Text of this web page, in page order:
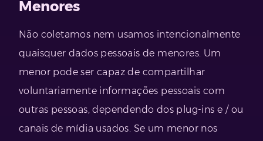
Menores
Não coletamos nem usamos intencionalmente
quaisquer dados pessoais de menores. Um
menor pode ser capaz de compartilhar
voluntariamente informações pessoais com
outras pessoas, dependendo dos plug-ins e / ou
canais de mídia usados. Se um menor nos